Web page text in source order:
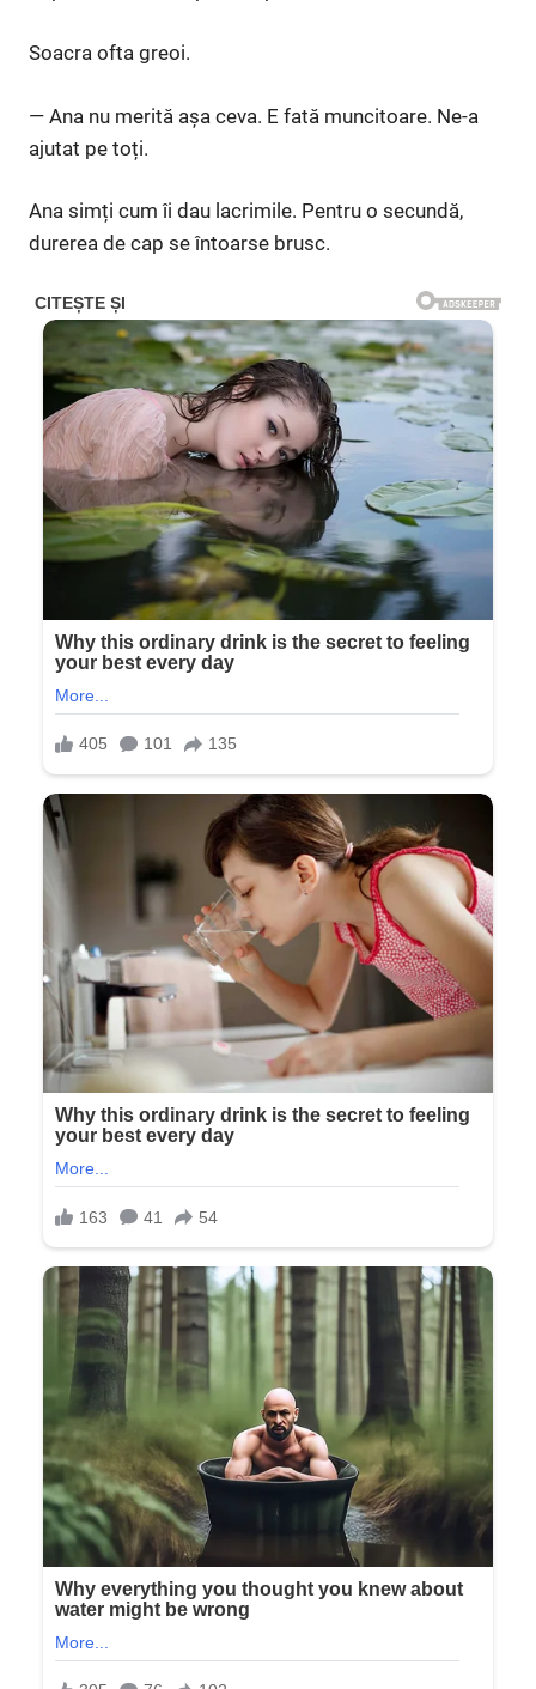
Soacra ofta greoi.
— Ana nu merită așa ceva. E fată muncitoare. Ne-a
ajutat pe toți.
Ana simți cum îi dau lacrimile. Pentru o secundă,
durerea de cap se întoarse brusc.